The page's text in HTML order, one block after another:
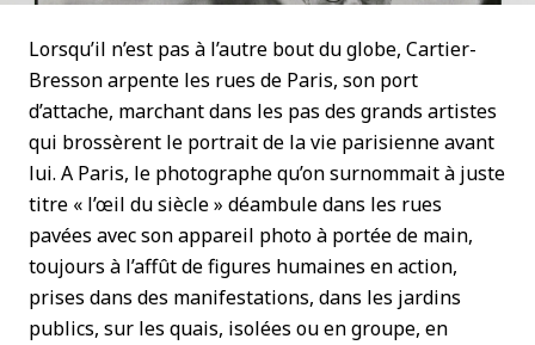
Lorsqu’il n’est pas à l’autre bout du globe, Cartier-
Bresson arpente les rues de Paris, son port
d’attache, marchant dans les pas des grands artistes
qui brossèrent le portrait de la vie parisienne avant
lui. A Paris, le photographe qu’on surnommait à juste
titre « l’œil du siècle » déambule dans les rues
pavées avec son appareil photo à portée de main,
toujours à l’affût de figures humaines en action,
prises dans des manifestations, dans les jardins
publics, sur les quais, isolées ou en groupe, en